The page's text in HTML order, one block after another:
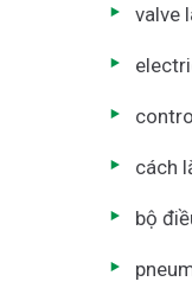
valve
cách
bộ